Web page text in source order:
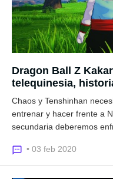
Dragon Ball Z
telequinesia,
Chaos y Tenshinhan
entrenar y hacer frente a
secundaria deberemos
• 03 feb 2020